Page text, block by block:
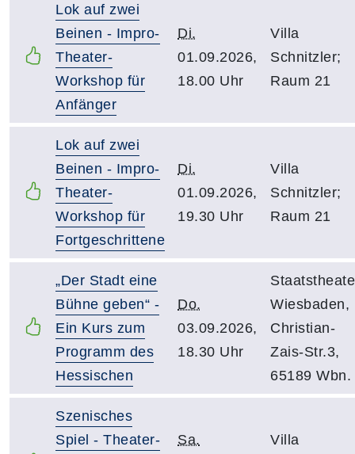
Lok auf zwei
Beinen - Impro-
Theater-
Workshop für
Anfänger
Di.
01.09.2026,
18.00 Uhr
Villa
Schnitzler;
Raum 21
Lok auf zwei
Beinen - Impro-
Theater-
Workshop für
Fortgeschrittene
Di.
01.09.2026,
19.30 Uhr
Villa
Schnitzler;
Raum 21
„Der Stadt eine
Bühne geben“ -
Ein Kurs zum
Programm des
Hessischen
Do.
03.09.2026,
18.30 Uhr
Wiesbaden,
Christian-
Zais-Str.3,
65189 Wbn.
Szenisches
Spiel - Theater-
Sa.
Villa